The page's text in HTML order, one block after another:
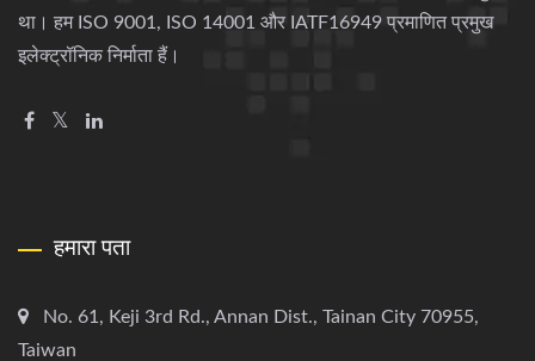
था। हम ISO 9001, ISO 14001 और IATF16949 प्रमाणित प्रमुख
इलेक्ट्रॉनिक निर्माता हैं।
हमारा पता
No. 61, Keji 3rd Rd., Annan Dist., Tainan City 70955,
Taiwan